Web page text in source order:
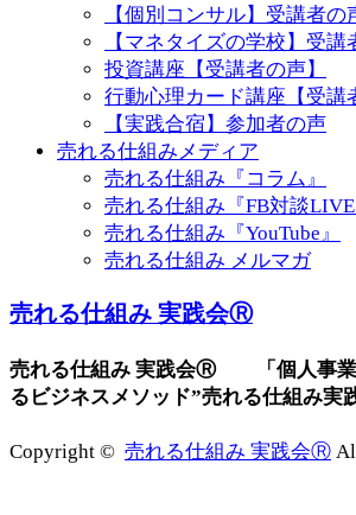
【個別コンサル】受講者の
【マネタイズの学校】受講
投資講座【受講者の声】
行動心理カード講座【受講
【実践合宿】参加者の声
売れる仕組みメディア
売れる仕組み『コラム』
売れる仕組み『FB対談LIVE
売れる仕組み『YouTube』
売れる仕組み メルマガ
売れる仕組み 実践会Ⓡ
売れる仕組み 実践会Ⓡ 「個人事業
るビジネスメソッド”売れる仕組み実
Copyright © 売れる仕組み 実践会Ⓡ